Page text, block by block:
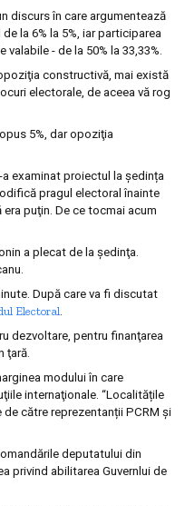
discurs în care argumentează
la 6% la 5%, iar participarea
- de la 50% la 33,33%.
constructivă, mai există
electorale, de aceea vă rog
5%, dar opoziţia
examinat proiectul la şedința
pragul electoral înainte
puţin. De ce tocmai acum
a plecat de la şedinţa.
După care va fi discutat
Electoral.
dezvoltare, pentru finanţarea
ţară.
modului în care
internaţionale. “Localitățile
către reprezentanții PCRM și
deputatului din
privind abilitarea Guvernlui de